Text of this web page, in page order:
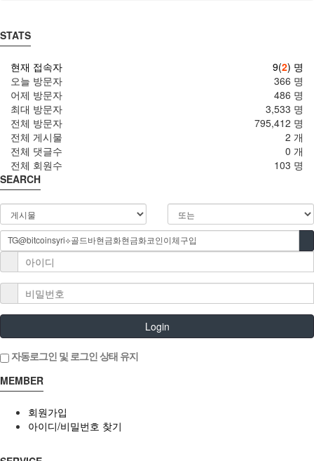
STATS
9(2) 명
현재 접속자
366 명
오늘 방문자
486 명
어제 방문자
3,533 명
최대 방문자
795,412 명
전체 방문자
2 개
전체 게시물
0 개
전체 댓글수
103 명
전체 회원수
SEARCH
Login
자동로그인 및 로그인 상태 유지
MEMBER
회원가입
아이디/비밀번호 찾기